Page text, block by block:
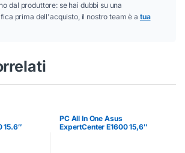
dal produttore: se hai dubbi su una
prima dell'acquisto, il nostro team è a tua
15.6″
PC All In One Asus
ExpertCenter E1600 15,6″